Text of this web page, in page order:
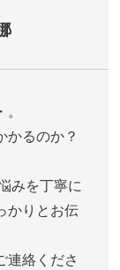
かるのか？
みを丁寧に
かりとお伝
連絡くださ